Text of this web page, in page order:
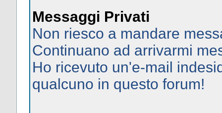
Messaggi Privati
Non riesco a mandare
Continuano ad arrivarmi
Ho ricevuto un'e-mail
qualcuno in questo forum!